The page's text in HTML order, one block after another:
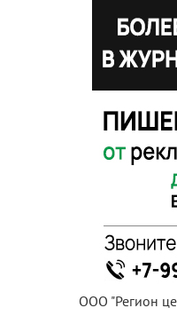
ООО "Регион